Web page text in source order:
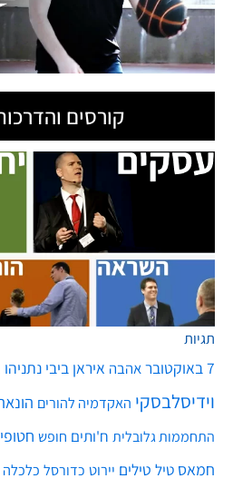
קורסים
תגיות
7 באוקטובר אהבה איראן ביבי נתניהו
וידיסלבסקי האקדמיה להורים
התחממות גלובלית ח'ותים חופש
חמאס טיל טילים יירוט כדורסל כלכלה